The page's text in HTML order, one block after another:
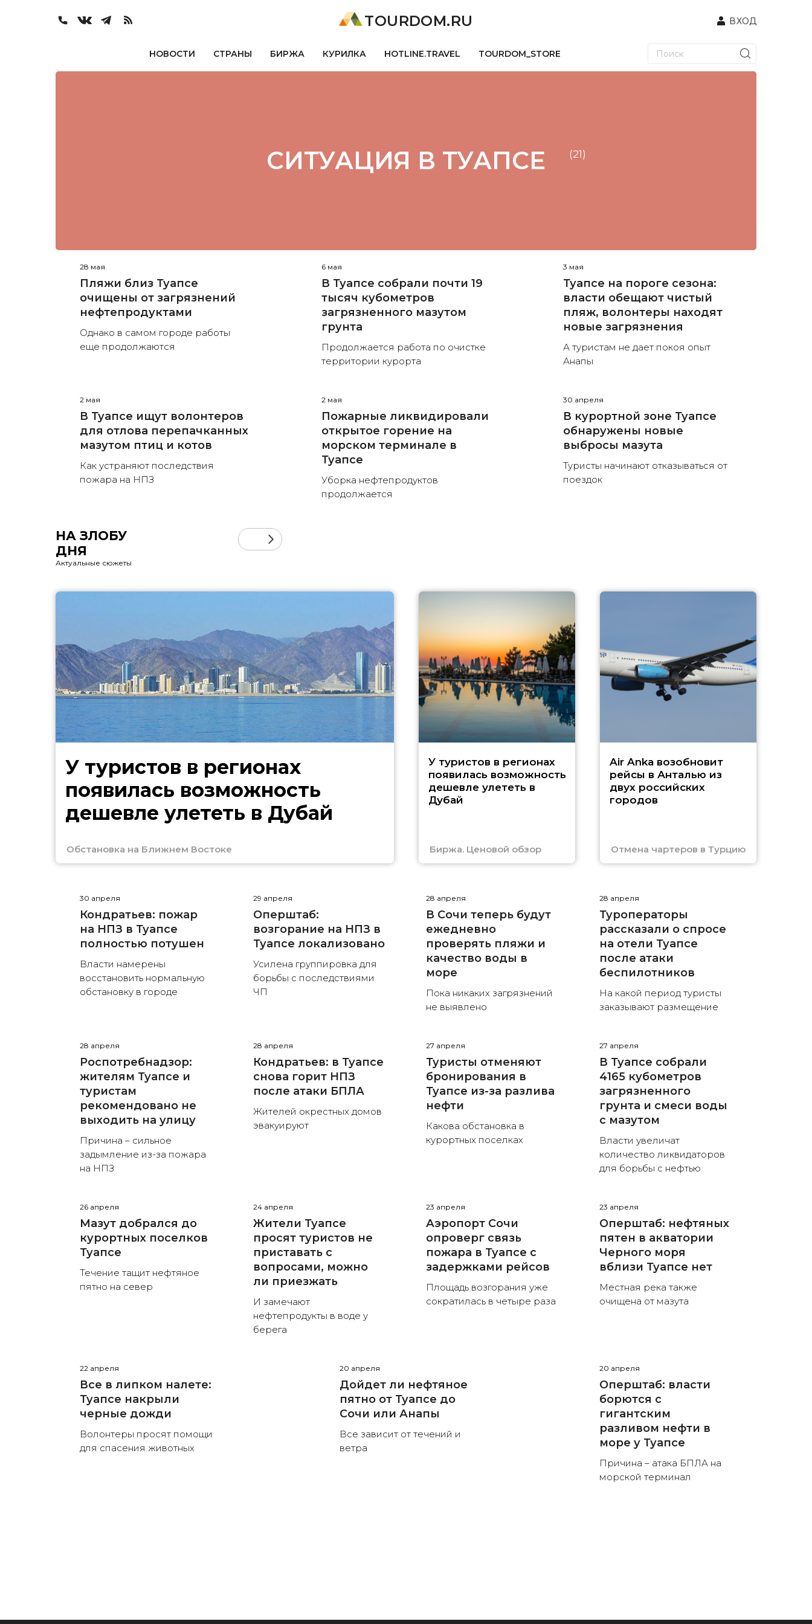
TOURDOM.RU ВХОД
НОВОСТИ СТРАНЫ БИРЖА КУРИЛКА HOTLINE.TRAVEL TOURDOM_STORE
СИТУАЦИЯ В ТУАПСЕ (21)
28 мая
Пляжи близ Туапсе
очищены от загрязнений
нефтепродуктами
Однако в самом городе работы
еще продолжаются
6 мая
В Туапсе собрали почти 19
тысяч кубометров
загрязненного мазутом
грунта
Продолжается работа по очистке
территории курорта
3 мая
Туапсе на пороге сезона:
власти обещают чистый
пляж, волонтеры находят
новые загрязнения
А туристам не дает покоя опыт
Анапы
2 мая
В Туапсе ищут волонтеров
для отлова перепачканных
мазутом птиц и котов
Как устраняют последствия
пожара на НПЗ
2 мая
Пожарные ликвидировали
открытое горение на
морском терминале в
Туапсе
Уборка нефтепродуктов
продолжается
30 апреля
В курортной зоне Туапсе
обнаружены новые
выбросы мазута
Туристы начинают отказываться от
поездок
НА ЗЛОБУ
ДНЯ
Актуальные сюжеты
У туристов в регионах
появилась возможность
дешевле улететь в Дубай
Обстановка на Ближнем Востоке
У туристов в регионах
появилась возможность
дешевле улететь в
Дубай
Биржа. Ценовой обзор
Air Anka возобновит
рейсы в Анталью из
двух российских
городов
Отмена чартеров в Турцию
30 апреля
Кондратьев: пожар
на НПЗ в Туапсе
полностью потушен
Власти намерены
восстановить нормальную
обстановку в городе
29 апреля
Оперштаб:
возгорание на НПЗ в
Туапсе локализовано
Усилена группировка для
борьбы с последствиями
ЧП
28 апреля
В Сочи теперь будут
ежедневно
проверять пляжи и
качество воды в
море
Пока никаких загрязнений
не выявлено
28 апреля
Туроператоры
рассказали о спросе
на отели Туапсе
после атаки
беспилотников
На какой период туристы
заказывают размещение
28 апреля
Роспотребнадзор:
жителям Туапсе и
туристам
рекомендовано не
выходить на улицу
Причина – сильное
задымление из-за пожара
на НПЗ
28 апреля
Кондратьев: в Туапсе
снова горит НПЗ
после атаки БПЛА
Жителей окрестных домов
эвакуируют
27 апреля
Туристы отменяют
бронирования в
Туапсе из-за разлива
нефти
Какова обстановка в
курортных поселках
27 апреля
В Туапсе собрали
4165 кубометров
загрязненного
грунта и смеси воды
с мазутом
Власти увеличат
количество ликвидаторов
для борьбы с нефтью
26 апреля
Мазут добрался до
курортных поселков
Туапсе
Течение тащит нефтяное
пятно на север
24 апреля
Жители Туапсе
просят туристов не
приставать с
вопросами, можно
ли приезжать
И замечают
нефтепродукты в воде у
берега
23 апреля
Аэропорт Сочи
опроверг связь
пожара в Туапсе с
задержками рейсов
Площадь возгорания уже
сократилась в четыре раза
23 апреля
Оперштаб: нефтяных
пятен в акватории
Черного моря
вблизи Туапсе нет
Местная река также
очищена от мазута
22 апреля
Все в липком налете:
Туапсе накрыли
черные дожди
Волонтеры просят помощи
для спасения животных
20 апреля
Дойдет ли нефтяное
пятно от Туапсе до
Сочи или Анапы
Все зависит от течений и
ветра
20 апреля
Оперштаб: власти
борются с
гигантским
разливом нефти в
море у Туапсе
Причина – атака БПЛА на
морской терминал